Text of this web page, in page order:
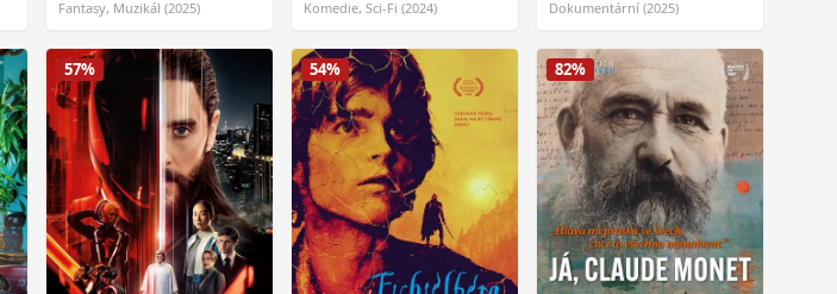
Fantasy, Muzikál (2025) Komedie, Sci-Fi (2024) Dokumentární (2025)
57% 54% 82%